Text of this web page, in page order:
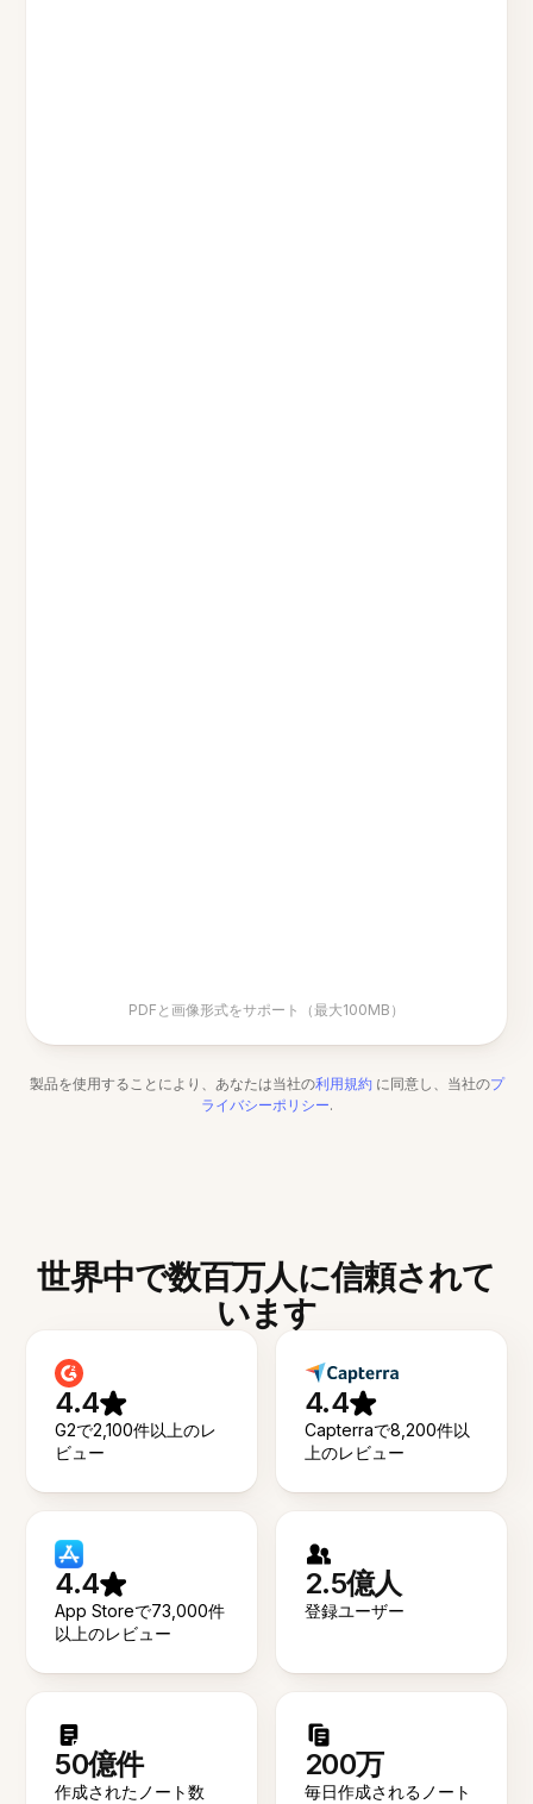
PDFと画像形式をサポート（最大100MB）
製品を使用することにより、あなたは当社の利用規約 に同意し、当社のプ
ライバシーポリシー.
世界中で数百万人に信頼されて
います
4.4
G2で2,100件以上のレ
ビュー
4.4
Capterraで8,200件以
上のレビュー
4.4
App Storeで73,000件
以上のレビュー
2.5億人
登録ユーザー
50億件
作成されたノート数
200万
毎日作成されるノート